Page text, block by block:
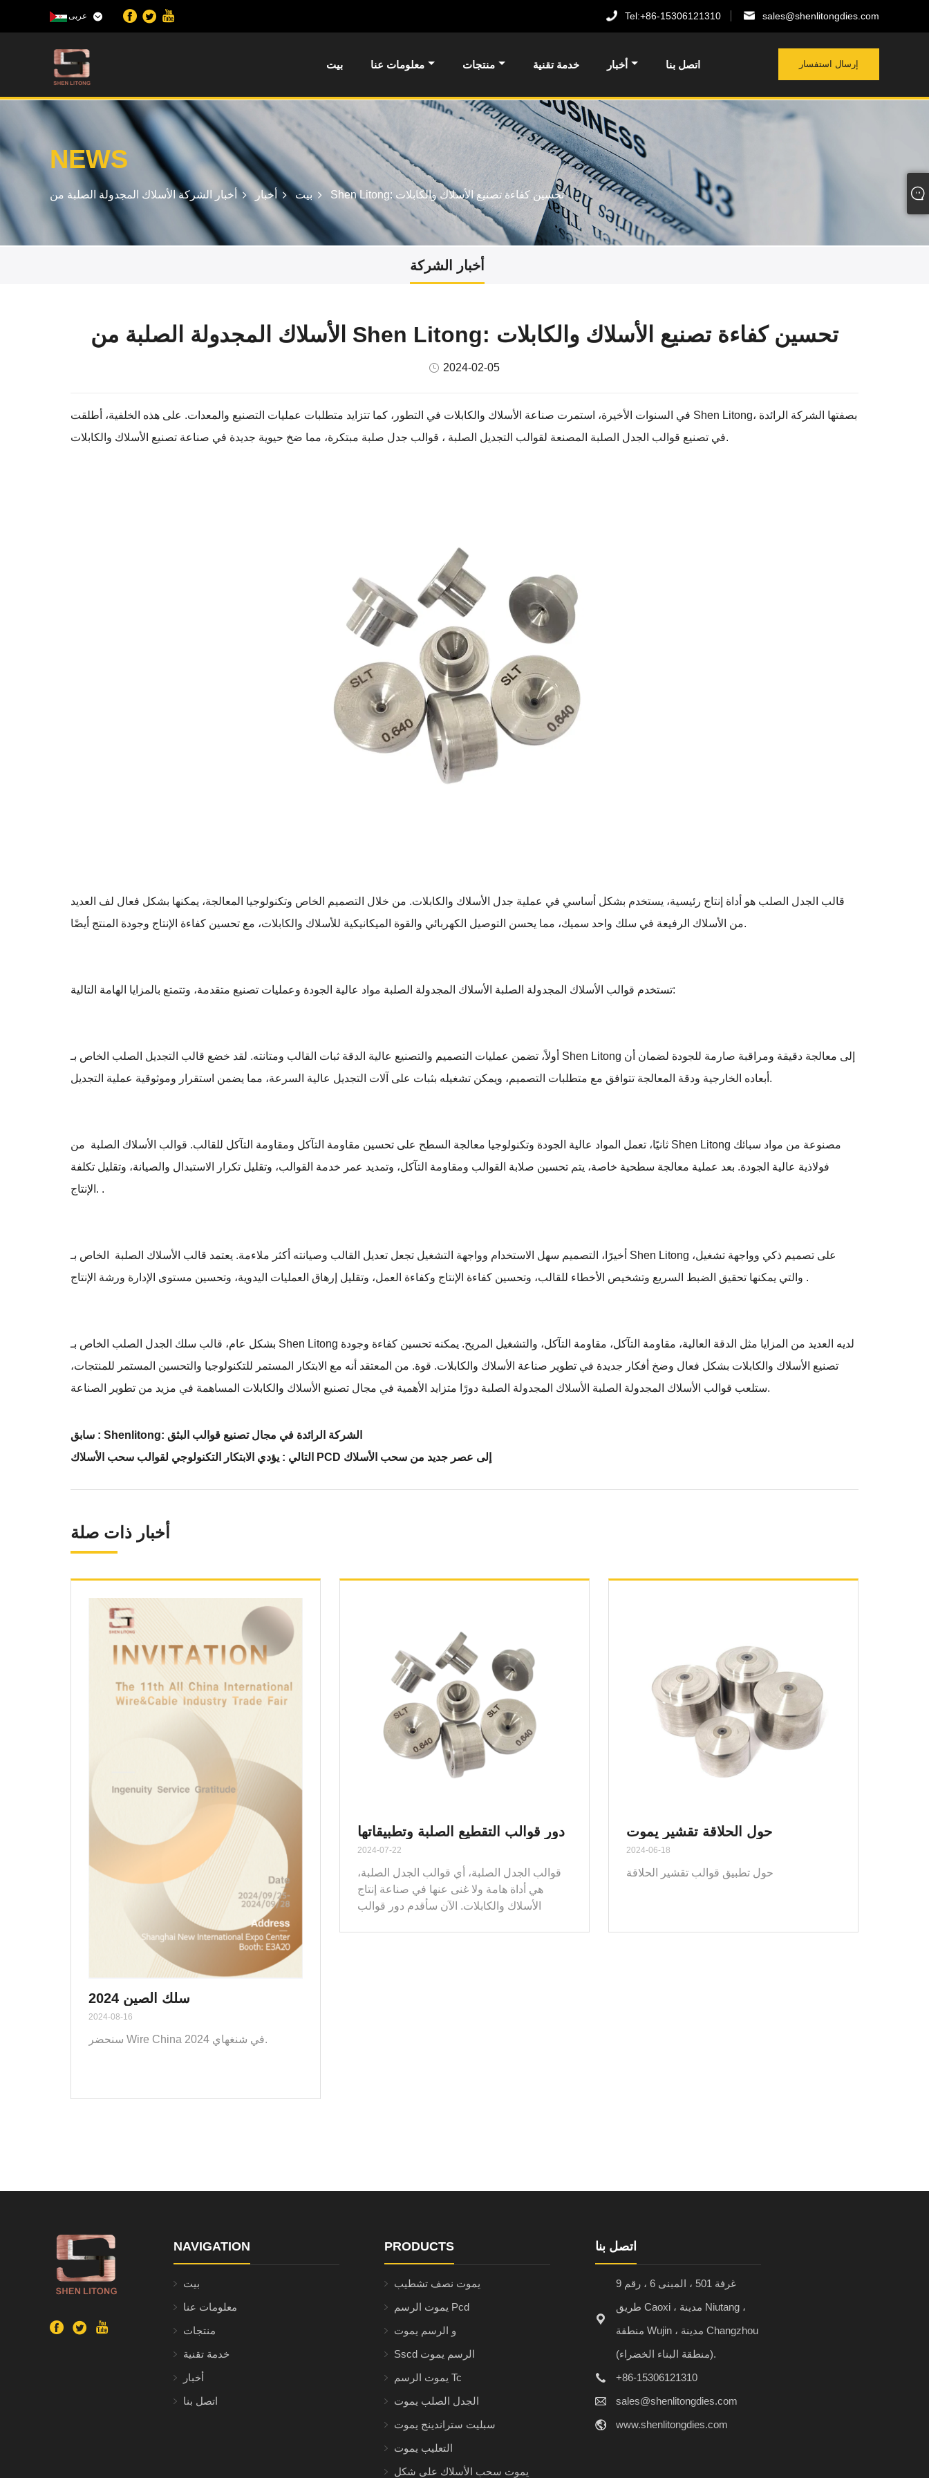
Tel:+86-15306121310 sales@shenlitongdies.com عربى
إرسال استفسار بيت معلومات عنا منتجات خدمة تقنية أخبار اتصل بنا
NEWS
بيت أخبار أخبار الشركة الأسلاك المجدولة الصلبة من Shen Litong: تحسين كفاءة تصنيع الأسلاك والكابلات
أخبار الشركة
الأسلاك المجدولة الصلبة من Shen Litong: تحسين كفاءة تصنيع الأسلاك والكابلات
2024-02-05
في السنوات الأخيرة، استمرت صناعة الأسلاك والكابلات في التطور، كما تتزايد متطلبات عمليات التصنيع والمعدات. على هذه الخلفية، أطلقت Shen Litong، بصفتها الشركة الرائدة
في تصنيع قوالب الجدل الصلبة المصنعة لقوالب التجديل الصلبة ، قوالب جدل صلبة مبتكرة، مما ضخ حيوية جديدة في صناعة تصنيع الأسلاك والكابلات.
قالب الجدل الصلب هو أداة إنتاج رئيسية، يستخدم بشكل أساسي في عملية جدل الأسلاك والكابلات. من خلال التصميم الخاص وتكنولوجيا المعالجة، يمكنها بشكل فعال لف العديد
من الأسلاك الرفيعة في سلك واحد سميك، مما يحسن التوصيل الكهربائي والقوة الميكانيكية للأسلاك والكابلات، مع تحسين كفاءة الإنتاج وجودة المنتج أيضًا.
تستخدم قوالب الأسلاك المجدولة الصلبة الأسلاك المجدولة الصلبة مواد عالية الجودة وعمليات تصنيع متقدمة، وتتمتع بالمزايا الهامة التالية:
أولاً، تضمن عمليات التصميم والتصنيع عالية الدقة ثبات القالب ومتانته. لقد خضع قالب التجديل الصلب الخاص بـ Shen Litong إلى معالجة دقيقة ومراقبة صارمة للجودة لضمان أن
أبعاده الخارجية ودقة المعالجة تتوافق مع متطلبات التصميم، ويمكن تشغيله بثبات على آلات التجديل عالية السرعة، مما يضمن استقرار وموثوقية عملية التجديل.
ثانيًا، تعمل المواد عالية الجودة وتكنولوجيا معالجة السطح على تحسين مقاومة التآكل ومقاومة التآكل للقالب. قوالب الأسلاك الصلبة من Shen Litong مصنوعة من مواد سبائك
فولاذية عالية الجودة. بعد عملية معالجة سطحية خاصة، يتم تحسين صلابة القوالب ومقاومة التآكل، وتمديد عمر خدمة القوالب، وتقليل تكرار الاستبدال والصيانة، وتقليل تكلفة
الإنتاج. .
أخيرًا، التصميم سهل الاستخدام وواجهة التشغيل تجعل تعديل القالب وصيانته أكثر ملاءمة. يعتمد قالب الأسلاك الصلبة الخاص بـ Shen Litong على تصميم ذكي وواجهة تشغيل،
والتي يمكنها تحقيق الضبط السريع وتشخيص الأخطاء للقالب، وتحسين كفاءة الإنتاج وكفاءة العمل، وتقليل إرهاق العمليات اليدوية، وتحسين مستوى الإدارة ورشة الإنتاج .
بشكل عام، قالب سلك الجدل الصلب الخاص بـ Shen Litong لديه العديد من المزايا مثل الدقة العالية، مقاومة التآكل، مقاومة التآكل، والتشغيل المريح. يمكنه تحسين كفاءة وجودة
تصنيع الأسلاك والكابلات بشكل فعال وضخ أفكار جديدة في تطوير صناعة الأسلاك والكابلات. قوة. من المعتقد أنه مع الابتكار المستمر للتكنولوجيا والتحسين المستمر للمنتجات،
ستلعب قوالب الأسلاك المجدولة الصلبة الأسلاك المجدولة الصلبة دورًا متزايد الأهمية في مجال تصنيع الأسلاك والكابلات المساهمة في مزيد من تطوير الصناعة.
سابق :
Shenlitong: الشركة الرائدة في مجال تصنيع قوالب البثق
التالي :
يؤدي الابتكار التكنولوجي لقوالب سحب الأسلاك PCD إلى عصر جديد من سحب الأسلاك
أخبار ذات صلة
سلك الصين 2024
2024-08-16
سنحضر Wire China 2024 في شنغهاي.
دور قوالب التقطيع الصلبة وتطبيقاتها
في الإنتاج الصناعي
2024-07-22
قوالب الجدل الصلبة، أي قوالب الجدل الصلبة،
هي أداة هامة ولا غنى عنها في صناعة إنتاج
الأسلاك والكابلات. الآن سأقدم دور قوالب
حول الحلاقة تقشير يموت
2024-06-18
حول تطبيق قوالب تقشير الحلاقة
NAVIGATION
بيت
معلومات عنا
منتجات
خدمة تقنية
أخبار
اتصل بنا
PRODUCTS
يموت نصف تشطيب
يموت الرسم Pcd
و الرسم يموت
Sscd الرسم يموت
يموت الرسم Tc
الجدل الصلب يموت
سبليت ستراندينج يموت
التعليب يموت
يموت سحب الأسلاك على شكل
اتصل بنا
غرفة 501 ، المبنى 6 ، رقم 9
طريق Caoxi ، مدينة Niutang ،
منطقة Wujin ، مدينة Changzhou
(منطقة البناء الخضراء).
+86-15306121310
sales@shenlitongdies.com
www.shenlitongdies.com